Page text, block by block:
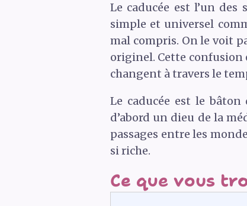
Le caducée est l’un des
simple et universel
mal compris. On le voit
originel. Cette confusion
changent à travers le
Le caducée est le bâton
d’abord un dieu de la
passages entre les
si riche.
Ce que vous